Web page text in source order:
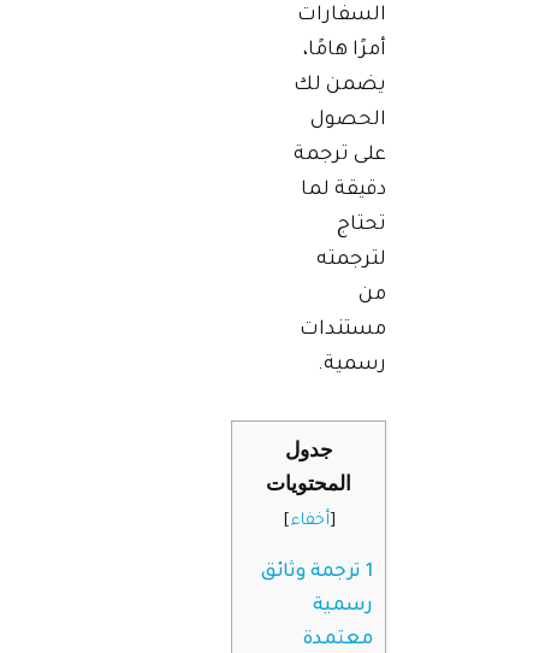
السفارات
أمرًا هامًا،
يضمن لك
الحصول
على ترجمة
دقيقة لما
تحتاج
لترجمته
من
مستندات
رسمية.
جدول
المحتويات
[أخفاء]
1 ترجمة وثائق
رسمية
معتمدة